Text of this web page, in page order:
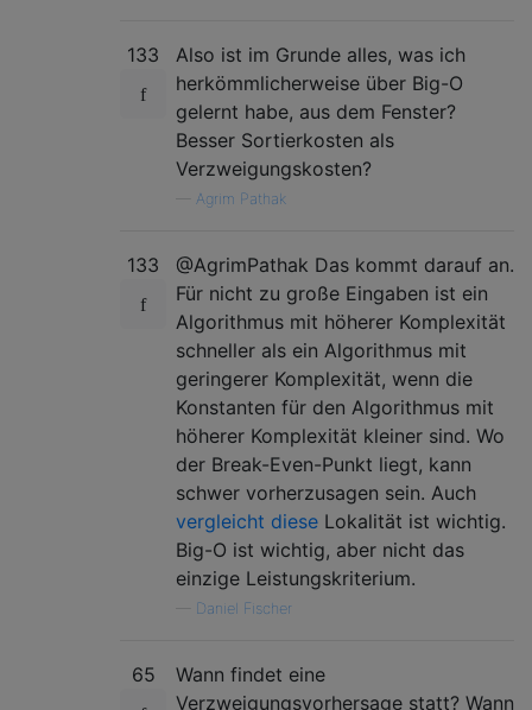
133
Also ist im Grunde alles, was ich
herkömmlicherweise über Big-O
gelernt habe, aus dem Fenster?
Besser Sortierkosten als
Verzweigungskosten?
Agrim Pathak
133
@AgrimPathak Das kommt darauf an.
Für nicht zu große Eingaben ist ein
Algorithmus mit höherer Komplexität
schneller als ein Algorithmus mit
geringerer Komplexität, wenn die
Konstanten für den Algorithmus mit
höherer Komplexität kleiner sind. Wo
der Break-Even-Punkt liegt, kann
schwer vorherzusagen sein. Auch
vergleicht diese Lokalität ist wichtig.
Big-O ist wichtig, aber nicht das
einzige Leistungskriterium.
Daniel Fischer
65
Wann findet eine
Verzweigungsvorhersage statt? Wann